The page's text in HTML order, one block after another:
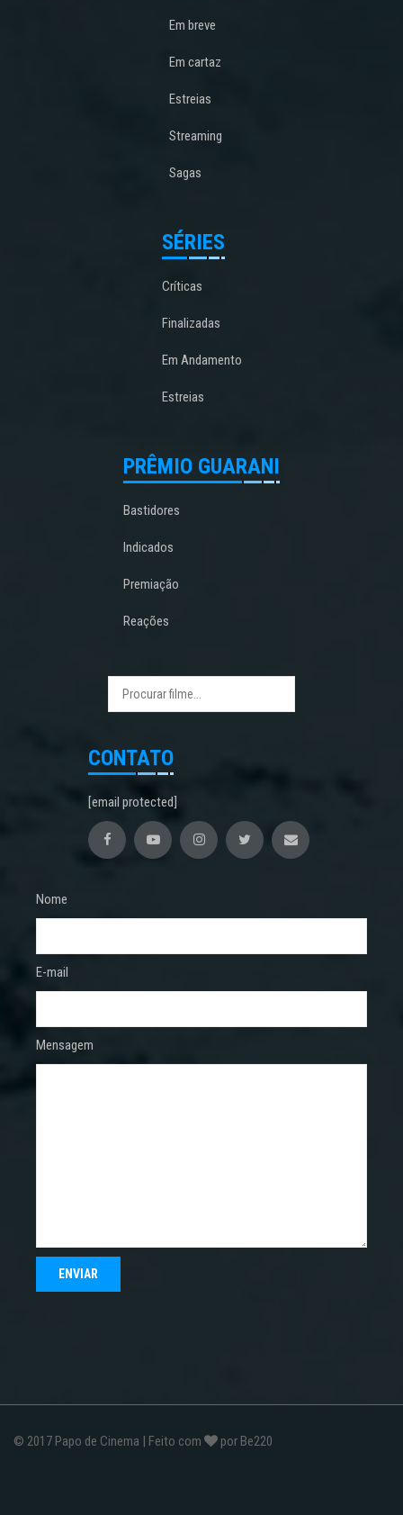
Em breve
Em cartaz
Estreias
Streaming
Sagas
SÉRIES
Críticas
Finalizadas
Em Andamento
Estreias
PRÊMIO GUARANI
Bastidores
Indicados
Premiação
Reações
CONTATO
[email protected]
Nome
E-mail
Mensagem
© 2017 Papo de Cinema | Feito com por Be220